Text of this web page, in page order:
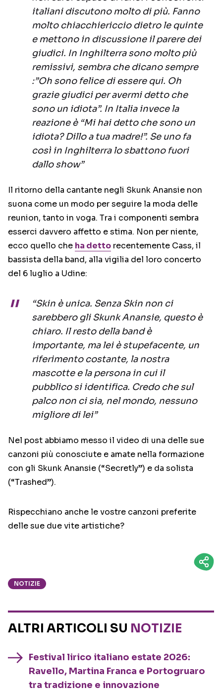
italiani discutono molto di più. Fanno
molto chiacchiericcio dietro le quinte
e mettono in discussione il parere dei
giudici. In Inghilterra sono molto più
remissivi, sembra che dicano sempre
:”Oh sono felice di essere qui. Oh
grazie giudici per avermi detto che
sono un idiota”. In Italia invece la
reazione è “Mi hai detto che sono un
idiota? Dillo a tua madre!”. Se uno fa
così in Inghilterra lo sbattono fuori
dallo show”
Il ritorno della cantante negli Skunk Anansie non
suona come un modo per seguire la moda delle
reunion, tanto in voga. Tra i componenti sembra
esserci davvero affetto e stima. Non per niente,
ecco quello che ha detto recentemente Cass, il
bassista della band, alla vigilia del loro concerto
del 6 luglio a Udine:
“Skin è unica. Senza Skin non ci
sarebbero gli Skunk Anansie, questo è
chiaro. Il resto della band è
importante, ma lei è stupefacente, un
riferimento costante, la nostra
mascotte e la persona in cui il
pubblico si identifica. Credo che sul
palco non ci sia, nel mondo, nessuno
migliore di lei”
Nel post abbiamo messo il video di una delle sue
canzoni più conosciute e amate nella formazione
con gli Skunk Anansie (“Secretly”) e da solista
(“Trashed”).
Rispecchiano anche le vostre canzoni preferite
delle sue due vite artistiche?
NOTIZIE
ALTRI ARTICOLI SU NOTIZIE
Festival lirico italiano estate 2026:
Ravello, Martina Franca e Portogruaro
tra tradizione e innovazione